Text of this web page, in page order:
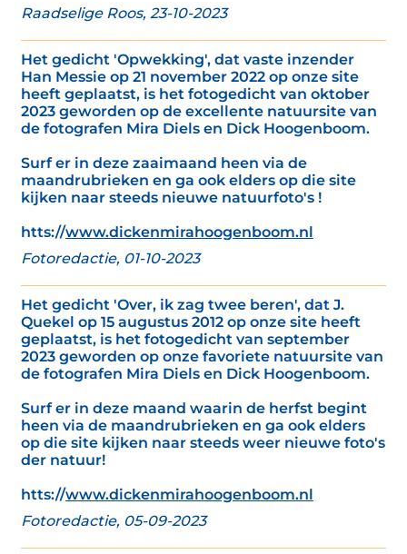
Raadselige Roos, 23-10-2023
Het gedicht 'Opwekking', dat vaste inzender
Han Messie op 21 november 2022 op onze site
heeft geplaatst, is het fotogedicht van oktober
2023 geworden op de excellente natuursite van
de fotografen Mira Diels en Dick Hoogenboom.
Surf er in deze zaaimaand heen via de
maandrubrieken en ga ook elders op die site
kijken naar steeds nieuwe natuurfoto's !
htts://www.dickenmirahoogenboom.nl
Fotoredactie, 01-10-2023
Het gedicht 'Over, ik zag twee beren', dat J.
Quekel op 15 augustus 2012 op onze site heeft
geplaatst, is het fotogedicht van september
2023 geworden op onze favoriete natuursite van
de fotografen Mira Diels en Dick Hoogenboom.
Surf er in deze maand waarin de herfst begint
heen via de maandrubrieken en ga ook elders
op die site kijken naar steeds weer nieuwe foto's
der natuur!
htts://www.dickenmirahoogenboom.nl
Fotoredactie, 05-09-2023